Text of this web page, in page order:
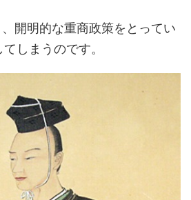
開明的な重商政策をとってい
しまうのです。